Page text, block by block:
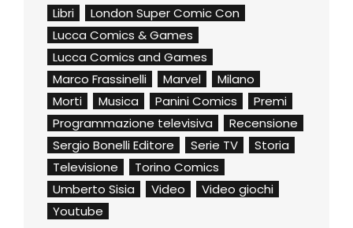
Libri
London Super Comic Con
Lucca Comics & Games
Lucca Comics and Games
Marco Frassinelli
Marvel
Milano
Morti
Musica Panini Comics
Premi
Programmazione televisiva
Recensione
Sergio Bonelli Editore
Serie TV
Storia
Televisione
Torino Comics
Umberto Sisia
Video
Video giochi
Youtube